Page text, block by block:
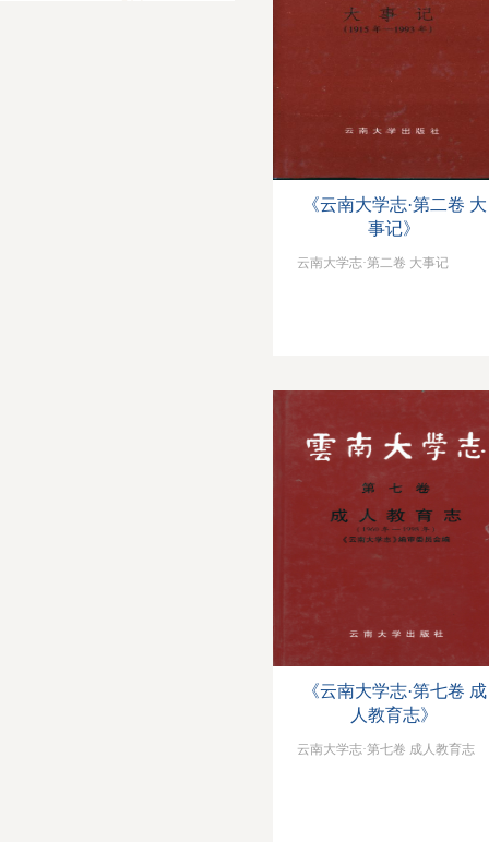
《云南大学志·第二卷 大
事记》
云南大学志·第二卷 大事记
《云南大学志·第七卷 成
人教育志》
云南大学志·第七卷 成人教育志